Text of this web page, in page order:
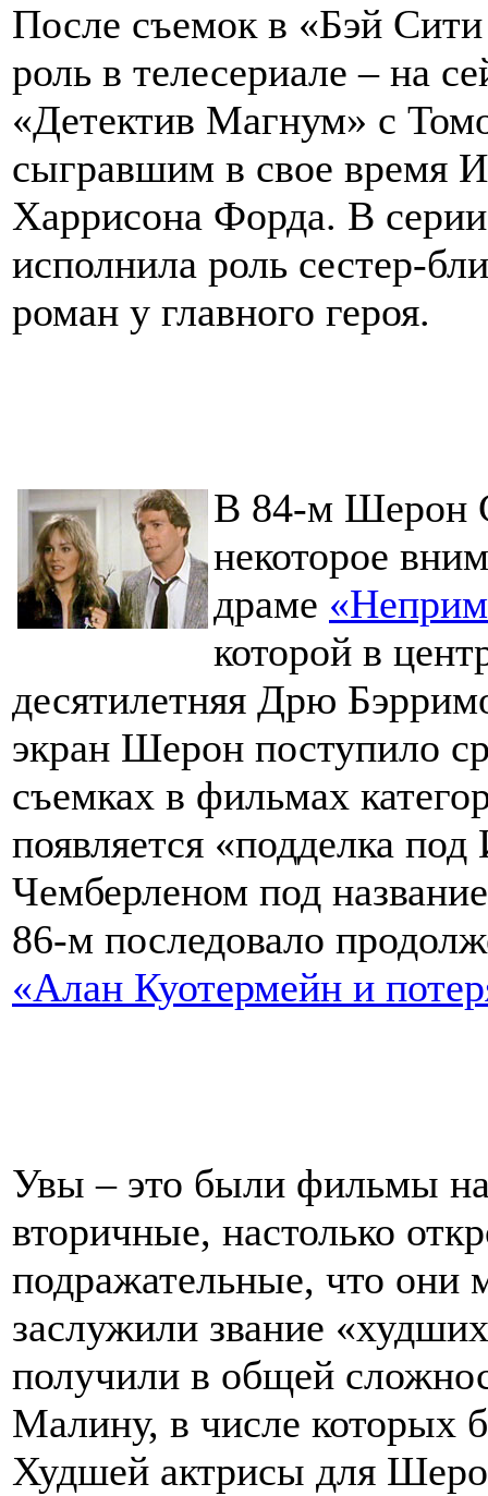
После съемок в «Бэй
роль в телесериале – на
«Детектив Магнум» с
сыгравшим в свое время
Харрисона Форда. В
исполнила роль сестер-
роман у главного героя.
В 84-м Шерон
некоторое
драме
которой в
десятилетняя Дрю
экран Шерон поступило
съемках в фильмах
появляется «подделка
Чемберленом под
86-м последовало
«Алан Куотермейн и
Увы – это были фильмы
вторичные, настолько
подражательные, что они
заслужили звание
получили в общей
Малину, в числе которых
Худшей актрисы для